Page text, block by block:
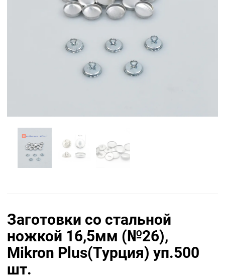
Заготовки со стальной
ножкой 16,5мм (№26),
Mikron Plus(Турция) уп.500
шт.